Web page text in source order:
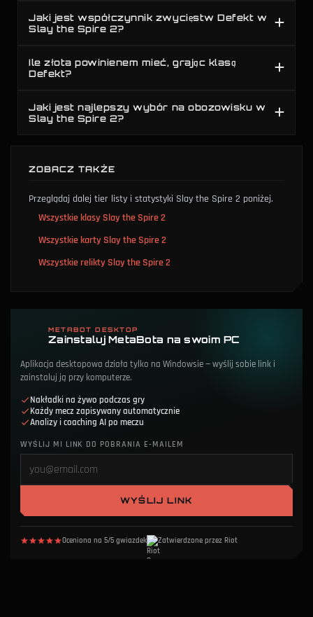
Jaki jest współczynnik zwycięstw Defekt w
Slay the Spire 2?
Ile złota powinienem mieć, grając klasą
Defekt?
Jaki jest najlepszy wybór na obozowisku w
Slay the Spire 2?
ZOBACZ TAKŻE
Przeglądaj dalej tier listy i statystyki Slay the Spire 2 poniżej.
Wszystkie klasy Slay the Spire 2
Wszystkie karty Slay the Spire 2
Wszystkie relikty Slay the Spire 2
METABOT DESKTOP
Zainstaluj MetaBota na swoim PC
Aplikacja desktopowa działa tylko na Windowsie — wyślij sobie link i
zainstaluj ją przy komputerze.
Nakładki na żywo podczas gry
Każdy mecz zapisywany automatycznie
Analizy i coaching AI po meczu
WYŚLIJ MI LINK DO POBRANIA E-MAILEM
WYŚLIJ LINK
Oceniona na 5/5 gwiazdek Zatwierdzone przez Riot